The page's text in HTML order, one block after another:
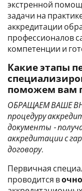
экстренной
задачи на
аккредитации
профессионалов
компетенции и
Какие этапы
поможем вам
ОБРАЩАЕМ ВАШЕ
процедуру
документы -
аккредитации с
договору.
Первичная
проводится в